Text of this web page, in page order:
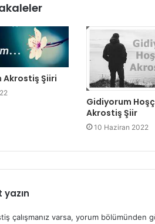
Akrostiş Şiiri
Gidiyorum
Akrostiş Şiir
10 Haziran 2022
yazın
çalışmanız varsa, yorum